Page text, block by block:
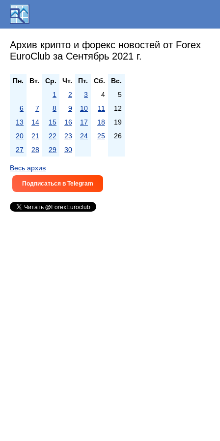
Архив крипто и форекс новостей от Forex
EuroClub за Сентябрь 2021 г.
Пн. Вт. Ср. Чт. Пт. Сб.
Вс.
1
2 3 4
5
6
7 8 9 10 11
12
13
14 15 16 17 18
19
20
21 22 23 24 25
26
27
28 29 30
Весь архив
Подписаться в Telegram